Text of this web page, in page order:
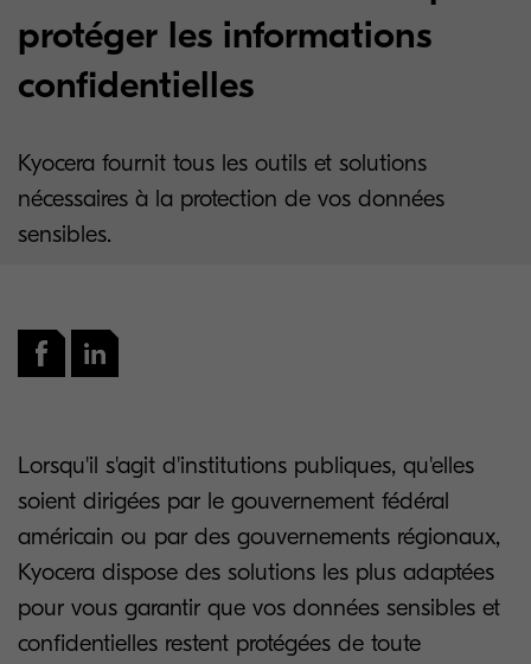
protéger les informations
confidentielles
Kyocera fournit tous les outils et solutions
nécessaires à la protection de vos données
sensibles.
Lorsqu'il s'agit d'institutions publiques, qu'elles
soient dirigées par le gouvernement fédéral
américain ou par des gouvernements régionaux,
Kyocera dispose des solutions les plus adaptées
pour vous garantir que vos données sensibles et
confidentielles restent protégées de toute